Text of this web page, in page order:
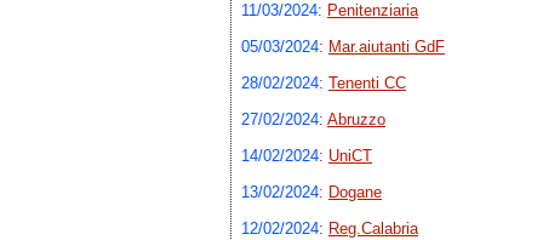
11/03/2024: Penitenziaria
05/03/2024: Mar.aiutanti GdF
28/02/2024: Tenenti CC
27/02/2024: Abruzzo
14/02/2024: UniCT
13/02/2024: Dogane
12/02/2024: Reg.Calabria